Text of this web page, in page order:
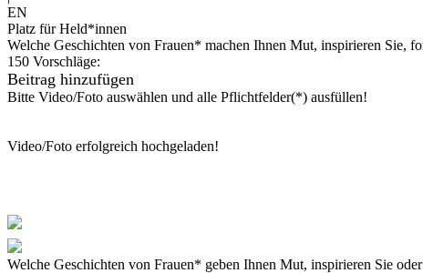
EN
Platz für Held*innen
Welche Geschichten von Frauen* machen Ihnen Mut, inspirieren Sie,
150 Vorschläge:
Beitrag hinzufügen
Bitte Video/Foto auswählen und alle Pflichtfelder(*) ausfüllen!
Video/Foto erfolgreich hochgeladen!
Welche Geschichten von Frauen* geben Ihnen Mut, inspirieren Sie